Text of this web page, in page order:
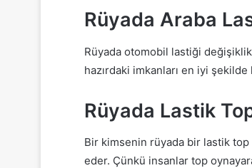
Rüyada Araba
Rüyada otomobil lastiği
hazırdaki imkanları en iyi
Rüyada Lastik
Bir kimsenin rüyada bir lastik top
eder. Çünkü insanlar top